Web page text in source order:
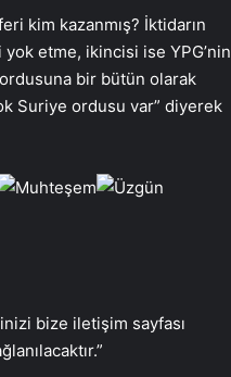
kim kazanmış? İktidarın
etme, ikincisi ise YPG’nin
bir bütün olarak
Suriye ordusu var” diyerek
bize iletişim sayfası
Özdil hakkında soruşturma
Büyüme potansiyelini
Başkanı Numan Kurtulmuş